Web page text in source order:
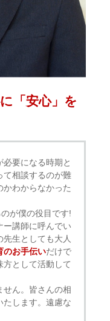
「安⼼」を
要になる時期と
て相談するのが難
かわからなかった
が僕の役⽬です!
ー講師に呼んでい
先生としても大人
のお手伝いだけで
方として活動して
せん。皆さんの相
たします。遠慮な